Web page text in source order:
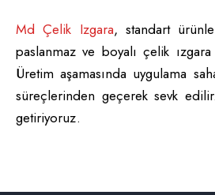
Md Çelik Izgara, standart
paslanmaz ve boyalı çelik
Üretim aşamasında uygulama
süreçlerinden geçerek sevk
getiriyoruz.